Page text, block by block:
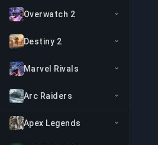
Overwatch 2
Destiny 2
Marvel Rivals
Arc Raiders
Apex Legends